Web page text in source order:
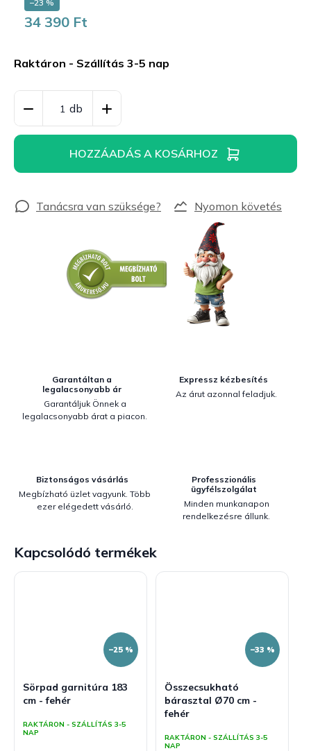
–23 %
34 390 Ft
Raktáron - Szállítás 3-5 nap
HOZZÁADÁS A KOSÁRHOZ
Nyomon követés
Garantáltan a
legalacsonyabb ár
Garantáljuk Önnek a
legalacsonyabb árat a piacon.
Expressz kézbesítés
Az árut azonnal feladjuk.
Biztonságos vásárlás
Megbízható üzlet vagyunk. Több
ezer elégedett vásárló.
Professzionális
ügyfélszolgálat
Minden munkanapon
rendelkezésre állunk.
Kapcsolódó termékek
–25 %
Sörpad garnitúra 183
cm - fehér
RAKTÁRON - SZÁLLÍTÁS 3-5
NAP
–33 %
Összecsukható
bárasztal Ø70 cm -
fehér
RAKTÁRON - SZÁLLÍTÁS 3-5
NAP